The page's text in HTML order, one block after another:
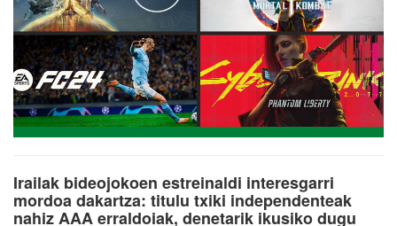
Irailak bideojokoen estreinaldi interesgarri
mordoa dakartza: titulu txiki independenteak
nahiz AAA erraldoiak, denetarik ikusiko dugu